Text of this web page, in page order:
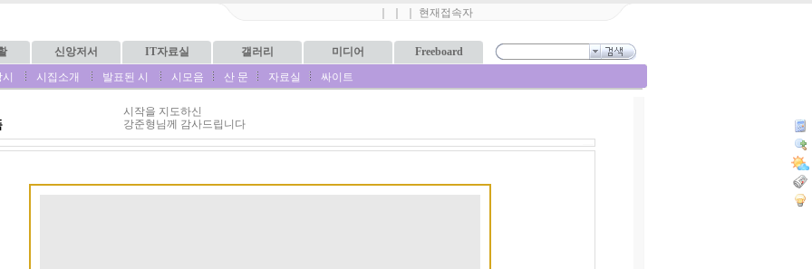
현재접속자
신앙저서 IT자료실 갤러리 미디어
Freeboard
시집소개 발표된 시 시모음 산 문 자료실 싸이트
시작을 지도하신
강준형님께 감사드립니다